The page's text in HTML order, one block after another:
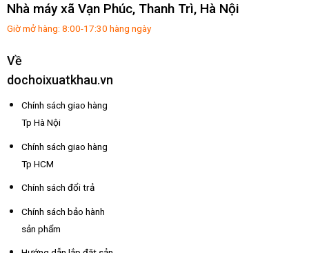
Nhà máy xã Vạn Phúc, Thanh Trì, Hà Nội
Giờ mở hàng: 8:00-17:30 hàng ngày
Về
dochoixuatkhau.vn
Chính sách giao hàng
Tp Hà Nội
Chính sách giao hàng
Tp HCM
Chính sách đổi trả
Chính sách bảo hành
sản phẩm